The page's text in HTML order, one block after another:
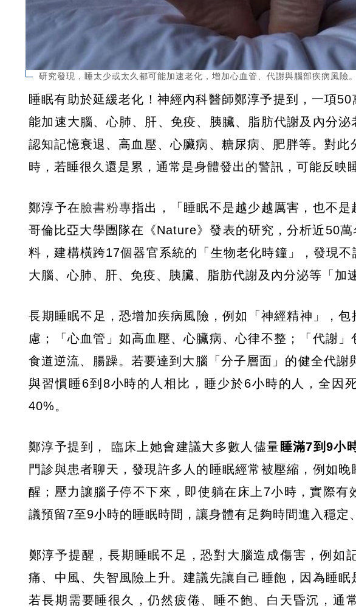
研究發現，睡太少或太久都可能加速老化，增加心血管、代謝與腦部疾病風險
睡眠有助於延緩老化！神經內科醫師鄭淳予提到，一項
能加速大腦、心肺、肝、免疫、胰臟、脂肪代謝及內分泌
認知記憶衰退、高血壓、心臟病、糖尿病、肥胖等。對
時，若睡很久還是累，通常是身體發出的警訊，可能反映
鄭淳予在臉書粉專指出，「睡眠不是越少越厲害，也不
哥倫比亞大學團隊在《Nature》發表的研究，分析近50
料，建構橫跨17個器官系統的「生物老化時鐘」，發現
大腦、心肺、肝、免疫、胰臟、脂肪代謝及內分泌等「加
長期睡眠不足，恐增加疾病風險，例如「神經精神」，
慮；「心血管」如高血壓、心臟病、心律不整；「代謝
食道逆流、腸躁。若要達到大腦「分子層面」的健全代謝
與習慣睡6到8小時的人相比，睡少於6小時的人，全因
40%。
鄭淳予提到， 臨床上她會建議大多數人儘量 睡滿7到9小
門診與患者聊天，發現許多人的睡眠經常被壓縮，例如​​
醒；壓力讓腦子停不下來，即使​躺在床上7小時，實際
議​預留7至9小時的睡眠時間，讓身體有足夠時間進入穩定
鄭淳予提醒，長期睡眠不足，恐對大腦造成傷害，例如
痛、中風、失智風險上升。建議先讓自己睡飽，因為睡眠
若​​​​長期需要睡很久，仍然疲倦、睡不飽、白天昏沉，通